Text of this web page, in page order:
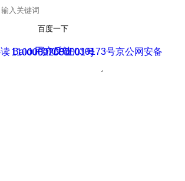
百度一下
用户反馈
Baidu 京ICP证030173号
京公网安备11000002000001号